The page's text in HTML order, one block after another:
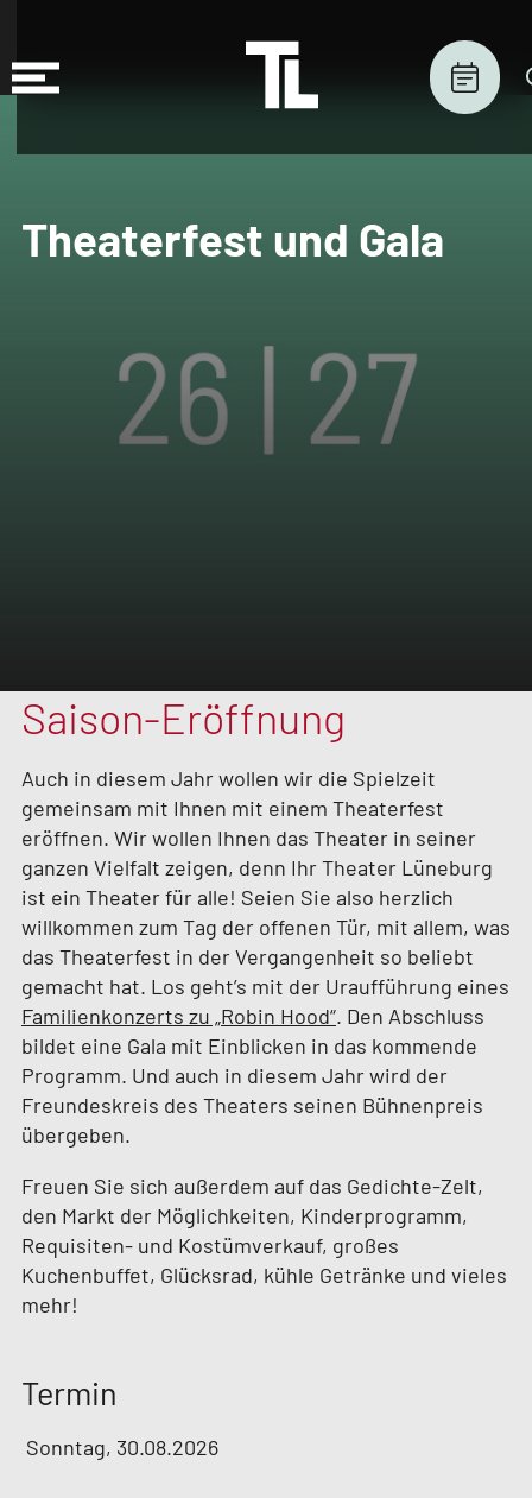
Theaterfest und Gala
Saison-Eröffnung
Auch in diesem Jahr wollen wir die Spielzeit
gemeinsam mit Ihnen mit einem Theaterfest
eröffnen. Wir wollen Ihnen das Theater in seiner
ganzen Vielfalt zeigen, denn Ihr Theater Lüneburg
ist ein Theater für alle! Seien Sie also herzlich
willkommen zum Tag der offenen Tür, mit allem, was
das Theaterfest in der Vergangenheit so beliebt
gemacht hat. Los geht’s mit der Uraufführung eines
Familienkonzerts zu „Robin Hood“. Den Abschluss
bildet eine Gala mit Einblicken in das kommende
Programm. Und auch in diesem Jahr wird der
Freundeskreis des Theaters seinen Bühnenpreis
übergeben.
Freuen Sie sich außerdem auf das Gedichte-Zelt,
den Markt der Möglichkeiten, Kinderprogramm,
Requisiten- und Kostümverkauf, großes
Kuchenbuffet, Glücksrad, kühle Getränke und vieles
mehr!
Termin
Sonntag, 30.08.2026